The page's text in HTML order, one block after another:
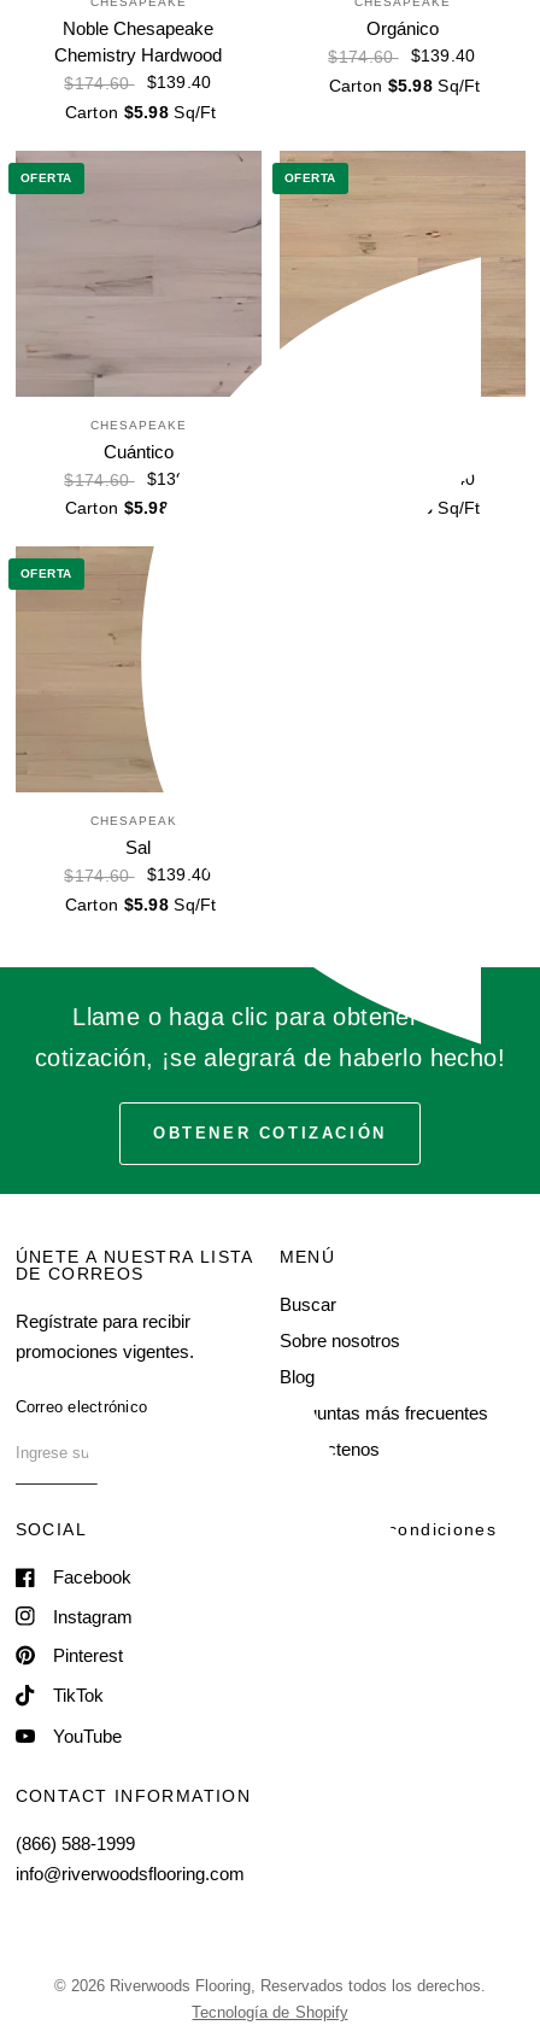
Noble Chesapeake
Chemistry Hardwood
$174.60
$139.40
Carton $5.98Sq/Ft
Orgánico
$174.60
$139.40
Carton $5.98Sq/Ft
OFERTA
CHESAPEAKE
Cuántico
$174.60
$139.40
Carton $5.98
OFERTA
$139.40
$5.98Sq/Ft
OFERTA
CHESAPEAKE
Sal
$174.60
$139.40
Carton $5.98Sq/Ft
Llame o haga clic para obtener una
cotización, ¡se alegrará de haberlo hecho!
OBTENER COTIZACIÓN
ÚNETE A NUESTRA LISTA
DE CORREOS
Regístrate para recibir
promociones vigentes.
Correo electrónico
MENÚ
Buscar
Sobre nosotros
Blog
Preguntas más frecuentes
Contáctenos
SOCIAL
Facebook
Instagram
Pinterest
TikTok
YouTube
Términos y condiciones
CONTACT INFORMATION
(866) 588-1999
info@riverwoodsflooring.com
© 2026 Riverwoods Flooring, Reservados todos los derechos.
Tecnología de Shopify